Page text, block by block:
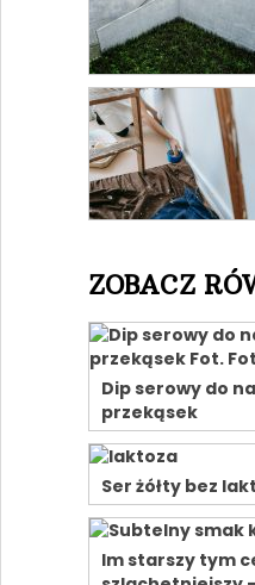
ZOBACZ
Dip serowy do
przekąsek
Ser żółty bez
Im starszy tym